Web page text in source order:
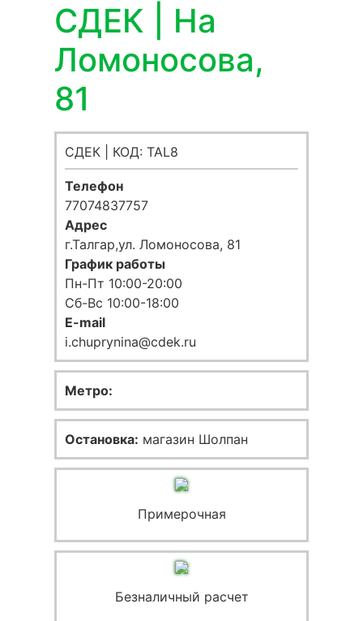
СДЕК | На
Ломоносова,
81
СДЕК | КОД: TAL8
Телефон
77074837757
Адрес
г.Талгар,ул. Ломоносова, 81
График работы
Пн-Пт 10:00-20:00
Сб-Вс 10:00-18:00
E-mail
i.chuprynina@cdek.ru
Метро:
Остановка: магазин Шолпан
Примерочная
Безналичный расчет